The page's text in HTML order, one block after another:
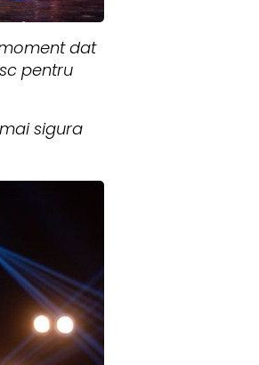
dat
pentru
sigura